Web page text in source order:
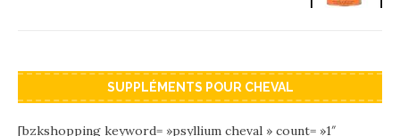
SUPPLÉMENTS POUR CHEVAL
[bzkshopping keyword= »psyllium cheval » count= »1″